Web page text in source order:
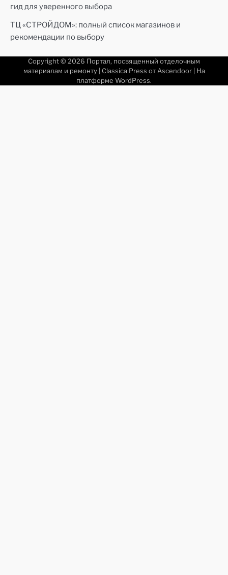
гид для уверенного выбора
ТЦ «СТРОЙДОМ»: полный список магазинов и
рекомендации по выбору
Copyright © 2026 Портал, посвященный отделочным
материалам и ремонту| Classica Press от Ascendoor| На
платформе WordPress.